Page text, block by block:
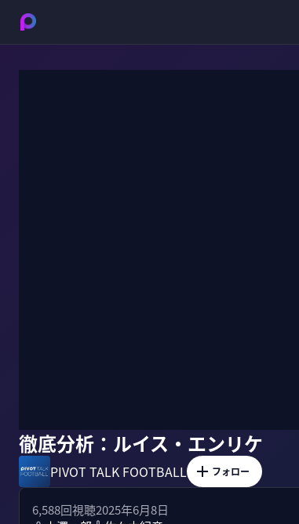
徹底分析：ルイス・エンリケ
PIVOT TALK FOOTBALL フォロー
6,588回視聴2025年6月8日